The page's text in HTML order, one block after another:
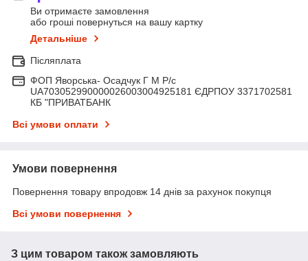
Ви отримаєте замовлення
або гроші повернуться на вашу картку
Детальніше
Післяплата
ФОП Яворська- Осадчук Г М Р/c
UA703052990000026003004925181 ЄДРПОУ 3371702581
КБ "ПРИВАТБАНК
Всі умови оплати
Умови повернення
Повернення товару впродовж 14 днів за рахунок покупця
Всі умови повернення
З цим товаром також замовляють